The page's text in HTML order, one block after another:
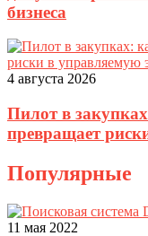
бизнеса
4 августа 2026
Пилот в
превращает
Популярные
11 мая 2022